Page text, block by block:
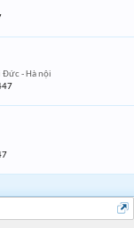
Đức - Hà nội